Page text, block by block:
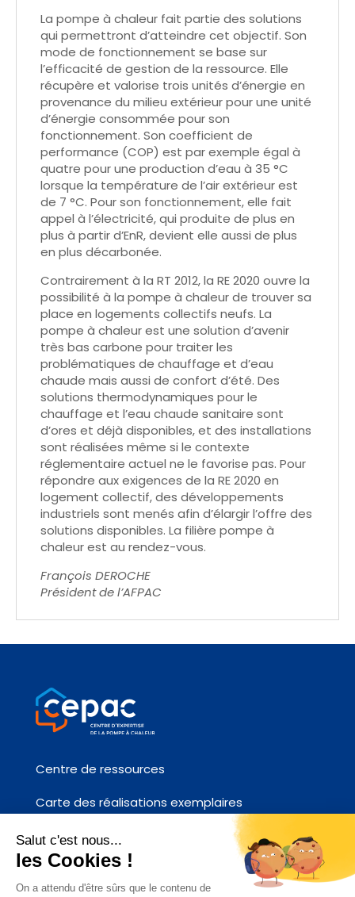
La pompe à chaleur fait partie des solutions
qui permettront d’atteindre cet objectif. Son
mode de fonctionnement se base sur
l’efficacité de gestion de la ressource. Elle
récupère et valorise trois unités d’énergie en
provenance du milieu extérieur pour une unité
d’énergie consommée pour son
fonctionnement. Son coefficient de
performance (COP) est par exemple égal à
quatre pour une production d’eau à 35 °C
lorsque la température de l’air extérieur est
de 7 °C. Pour son fonctionnement, elle fait
appel à l’électricité, qui produite de plus en
plus à partir d’EnR, devient elle aussi de plus
en plus décarbonée.
Contrairement à la RT 2012, la RE 2020 ouvre la
possibilité à la pompe à chaleur de trouver sa
place en logements collectifs neufs. La
pompe à chaleur est une solution d’avenir
très bas carbone pour traiter les
problématiques de chauffage et d’eau
chaude mais aussi de confort d’été. Des
solutions thermodynamiques pour le
chauffage et l’eau chaude sanitaire sont
d’ores et déjà disponibles, et des installations
sont réalisées même si le contexte
réglementaire actuel ne le favorise pas. Pour
répondre aux exigences de la RE 2020 en
logement collectif, des développements
industriels sont menés afin d’élargir l’offre des
solutions disponibles. La filière pompe à
chaleur est au rendez-vous.
François DEROCHE
Président de l’AFPAC
Centre de ressources
Carte des réalisations exemplaires
Fiches références chantier
Contactez-nous